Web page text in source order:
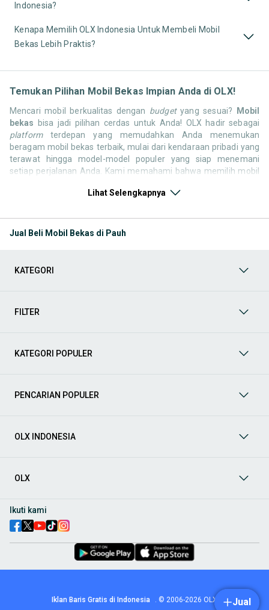
Jual
Indonesia?
Kenapa Memilih OLX Indonesia Untuk Membeli Mobil
Bekas Lebih Praktis?
Temukan Pilihan Mobil Bekas Impian Anda di OLX!
Mencari mobil berkualitas dengan budgetyang sesuai? Mobil
bekas bisa jadi pilihan cerdas untuk Anda! OLX hadir sebagai
platformterdepan yang memudahkan Anda menemukan
beragam mobil bekas terbaik, mulai dari kendaraan pribadi yang
terawat hingga model-model populer yang siap menemani
setiap perjalanan Anda. Kami memahami bahwa memilih mobil
ribuan daftar dari penjual terpercaya di seluruh Indonesia.
dengan gaya hidup, kebutuhan, danbudgetAnda!
Memilih mobil bekas yang tepat tentu bukan perkara mudah.
berkelas, atau mobil kota yang irit dan lincah? Di OLX, Anda akan
mobil bekas Anda berjalan lancar, efisien, dan menyenangkan.
berbagai jenis mobil baru maupun bekas dengan kondisi
Aksesoris Mobil
: Lengkapi tampilan dan fungsionalitas mobil
aksesoris interior seperti sarung jok dan karpet, hingga
audio terbaik bersama
berbagai pilihan
hingga instalasi audio profesional. Cocok untuk Anda yang
ingin meningkatkan kualitas suara dalam kabinmobil,
menjadikan setiap perjalanan lebih menyenangkan.
Spare Part Mobil: Jaga performamobilAnda denganspare
berbagai komponen penting mulai dari filter oli, kampas rem,
Lihat Selengkapnya
Jual Beli Mobil Bekas di Pauh
KATEGORI
FILTER
KATEGORI POPULER
PENCARIAN POPULER
OLX INDONESIA
OLX
Ikuti kami
Iklan Baris Gratis di Indonesia . © 2006-2026 OLX